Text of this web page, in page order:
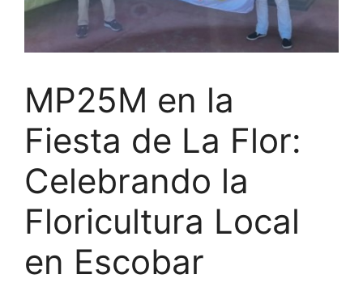
MP25M en la
Fiesta de La Flor:
Celebrando la
Floricultura Local
en Escobar